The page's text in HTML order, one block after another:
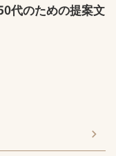
代のための提案文